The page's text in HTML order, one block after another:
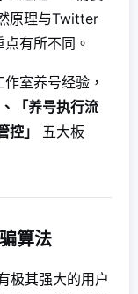
原理与Twitter
有所不同。
室养号经验，
「养号执行流
」
五大板
算法
极其强大的用户